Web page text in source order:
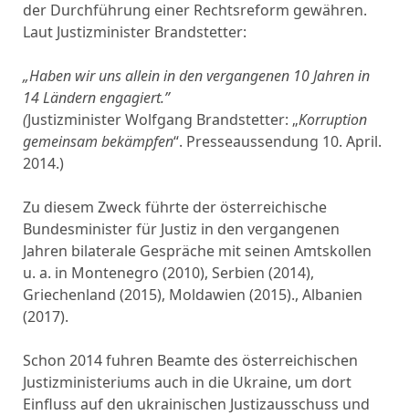
der Durchführung einer Rechtsreform gewähren.
Laut Justizminister Brandstetter:
„Haben wir uns allein in den vergangenen 10 Jahren in
14 Ländern engagiert.”
(Justizminister Wolfgang Brandstetter: „Korruption
gemeinsam bekämpfen“. Presseaussendung 10. April.
2014.)
Zu diesem Zweck führte der österreichische
Bundesminister für Justiz in den vergangenen
Jahren bilaterale Gespräche mit seinen Amtskollen
u. a. in Montenegro (2010), Serbien (2014),
Griechenland (2015), Moldawien (2015)., Albanien
(2017).
Schon 2014 fuhren Beamte des österreichischen
Justizministeriums auch in die Ukraine, um dort
Einfluss auf den ukrainischen Justizausschuss und